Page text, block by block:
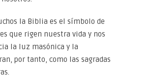
la Biblia es el símbolo de
que rigen nuestra vida y nos
la luz masónica y la
por tanto, como las sagradas